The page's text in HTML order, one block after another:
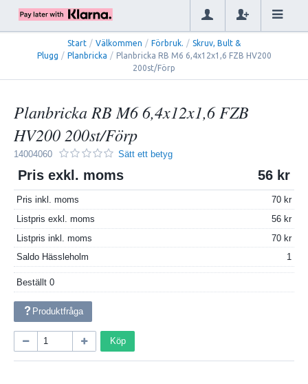
Start / Välkommen / Förbruk. / Skruv, Bult &
Plugg / Planbricka / Planbricka RB M6 6,4x12x1,6 FZB HV200
200st/Förp
Planbricka RB M6 6,4x12x1,6 FZB
HV200 200st/Förp
14004060 Sätt ett betyg
Pris exkl. moms 56
Pris inkl. moms
70
Listpris exkl. moms
56
Listpris inkl. moms
70
Saldo Hässleholm
1
Beställt 0
Produktfråga
Köp